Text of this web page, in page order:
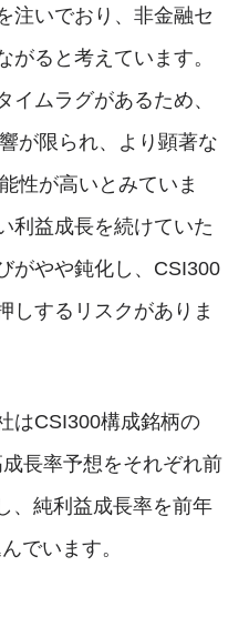
注いでおり、非金融セ
がると考えています。
イムラグがあるため、
が限られ、より顕著な
性が高いとみていま
利益成長を続けていた
がやや鈍化し、CSI300
しするリスクがありま
はCSI300構成銘柄の
長率予想をそれぞれ前
、純利益成長率を前年
でいます。